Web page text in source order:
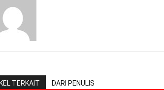
TERKAIT DARI PENULIS